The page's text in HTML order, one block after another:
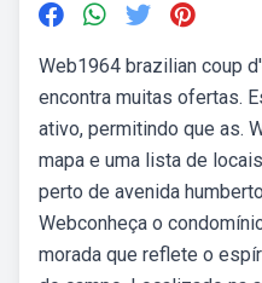
Web1964 brazilian coup
encontra muitas ofertas.
ativo, permitindo que as.
mapa e uma lista de
perto de avenida
Webconheça o
morada que reflete o